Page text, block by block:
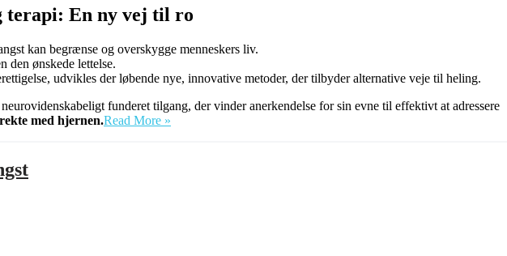
En ny vej til ro
kan begrænse og overskygge menneskers liv.
den ønskede lettelse.
udvikles der løbende nye, innovative metoder, der tilbyder alternative veje til heling.
funderet tilgang, der vinder anerkendelse for sin evne til effektivt at adressere
med hjernen.Read More »